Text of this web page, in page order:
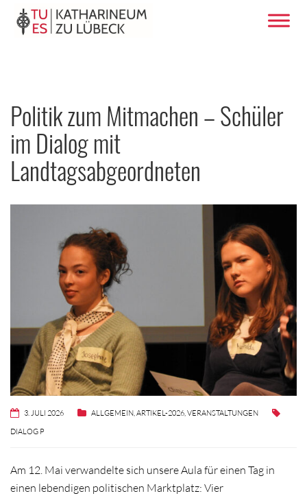
Politik zum Mitmachen – Schüler
im Dialog mit
Landtagsabgeordneten
3. JULI 2026 ALLGEMEIN ARTIKEL-2026 VERANSTALTUNGEN
DIALOG P
Am 12. Mai verwandelte sich unsere Aula für einen Tag in
einen lebendigen politischen Marktplatz: Vier